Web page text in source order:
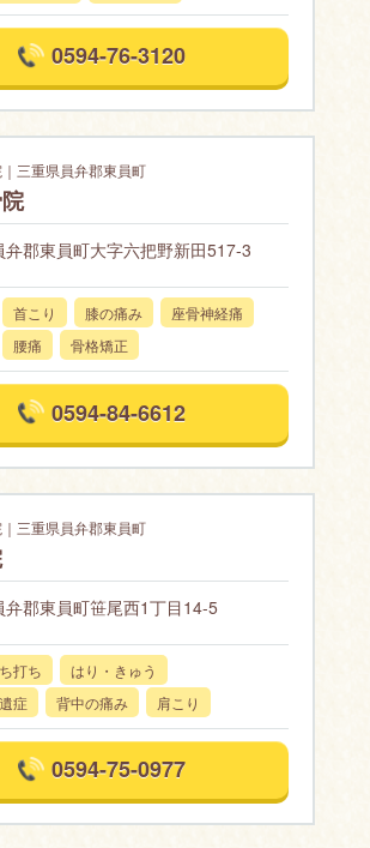
0594-76-3120
三重県員弁郡東員町
弁郡東員町大字六把野新田517-3
首こり 膝の痛み
座骨神経痛
腰痛 骨格矯正
0594-84-6612
三重県員弁郡東員町
弁郡東員町笹尾西1丁目14-5
打ち
はり・きゅう
症
背中の痛み 肩こり
0594-75-0977